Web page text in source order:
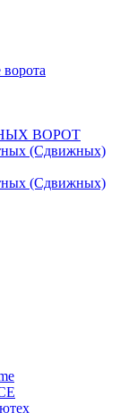
ВОРОТ
(Сдвижных)
(Сдвижных)